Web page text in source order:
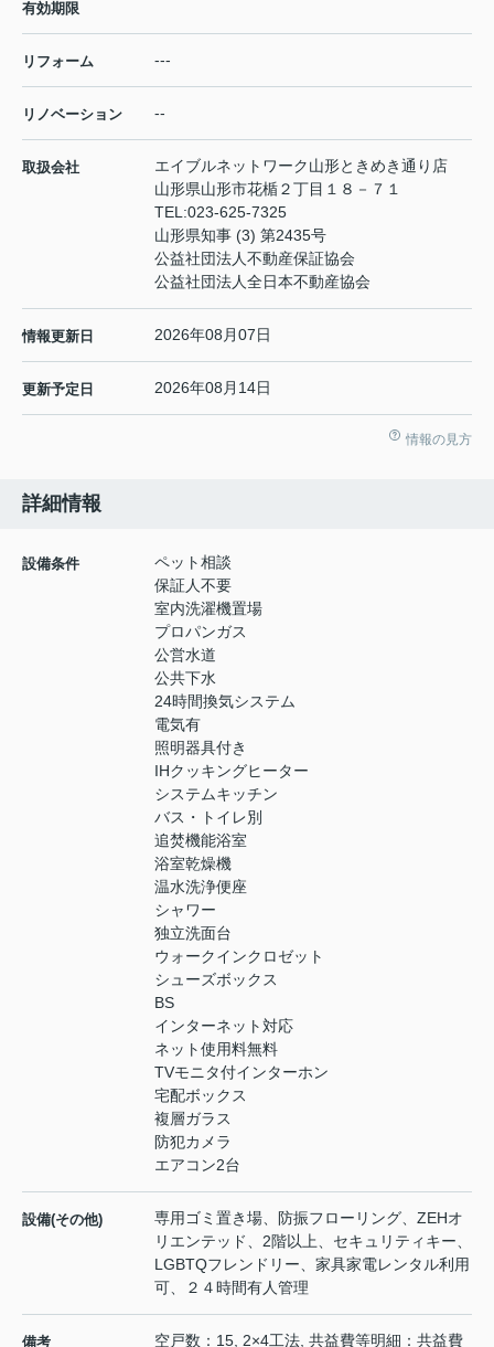
有効期限
リフォーム ---
リノベーション --
取扱会社
エイブルネットワーク山形ときめき通り店
山形県山形市花楯２丁目１８－７１
TEL:023-625-7325
山形県知事 (3) 第2435号
公益社団法人不動産保証協会
公益社団法人全日本不動産協会
情報更新日 2026年08月07日
更新予定日 2026年08月14日
情報の見方
詳細情報
設備条件
ペット相談
保証人不要
室内洗濯機置場
プロパンガス
公営水道
公共下水
24時間換気システム
電気有
照明器具付き
IHクッキングヒーター
システムキッチン
バス・トイレ別
追焚機能浴室
浴室乾燥機
温水洗浄便座
シャワー
独立洗面台
ウォークインクロゼット
シューズボックス
BS
インターネット対応
ネット使用料無料
TVモニタ付インターホン
宅配ボックス
複層ガラス
防犯カメラ
エアコン2台
設備(その他)
専用ゴミ置き場、防振フローリング、ZEHオ
リエンテッド、2階以上、セキュリティキー、
LGBTQフレンドリー、家具家電レンタル利用
可、２４時間有人管理
備考 空戸数：15, 2×4工法, 共益費等明細：共益費